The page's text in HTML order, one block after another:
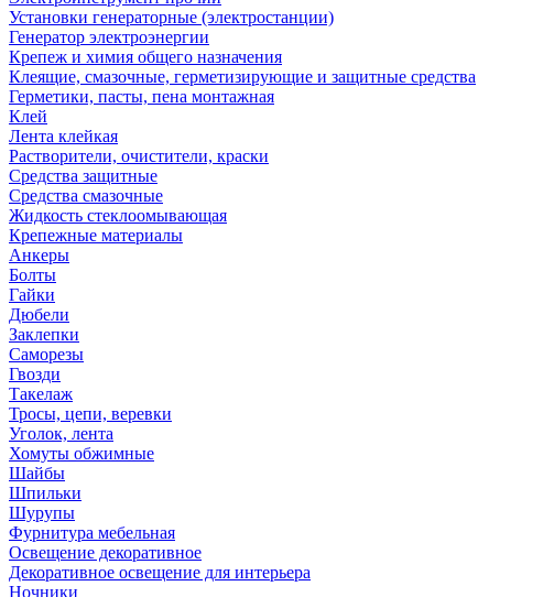
Установки генераторные (электростанции)
Генератор электроэнергии
Крепеж и химия общего назначения
Клеящие, смазочные, герметизирующие и защитные средства
Герметики, пасты, пена монтажная
Клей
Лента клейкая
Растворители, очистители, краски
Средства защитные
Средства смазочные
Жидкость стеклоомывающая
Крепежные материалы
Анкеры
Болты
Гайки
Дюбели
Заклепки
Саморезы
Гвозди
Такелаж
Тросы, цепи, веревки
Уголок, лента
Хомуты обжимные
Шайбы
Шпильки
Шурупы
Фурнитура мебельная
Освещение декоративное
Декоративное освещение для интерьера
Ночники